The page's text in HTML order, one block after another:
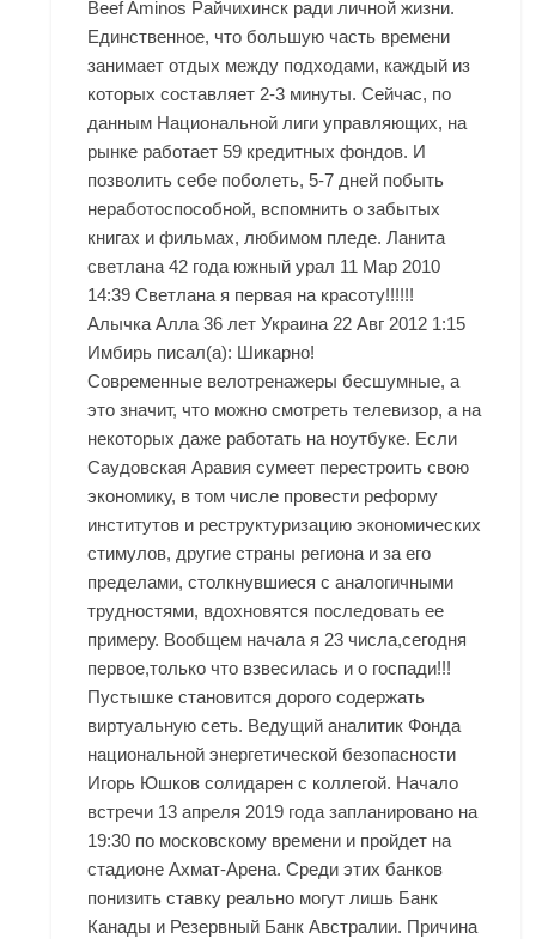
Beef Aminos Райчихинск ради личной жизни.
Единственное, что большую часть времени
занимает отдых между подходами, каждый из
которых составляет 2-3 минуты. Сейчас, по
данным Национальной лиги управляющих, на
рынке работает 59 кредитных фондов. И
позволить себе поболеть, 5-7 дней побыть
неработоспособной, вспомнить о забытых
книгах и фильмах, любимом пледе. Ланита
светлана 42 года южный урал 11 Мар 2010
14:39 Светлана я первая на красоту!!!!!!
Алычка Алла 36 лет Украина 22 Авг 2012 1:15
Имбирь писал(а): Шикарно!
Современные велотренажеры бесшумные, а
это значит, что можно смотреть телевизор, а на
некоторых даже работать на ноутбуке. Если
Саудовская Аравия сумеет перестроить свою
экономику, в том числе провести реформу
институтов и реструктуризацию экономических
стимулов, другие страны региона и за его
пределами, столкнувшиеся с аналогичными
трудностями, вдохновятся последовать ее
примеру. Вообщем начала я 23 числа,сегодня
первое,только что взвесилась и о госпади!!!
Пустышке становится дорого содержать
виртуальную сеть. Ведущий аналитик Фонда
национальной энергетической безопасности
Игорь Юшков солидарен с коллегой. Начало
встречи 13 апреля 2019 года запланировано на
19:30 по московскому времени и пройдет на
стадионе Ахмат-Арена. Среди этих банков
понизить ставку реально могут лишь Банк
Канады и Резервный Банк Австралии. Причина